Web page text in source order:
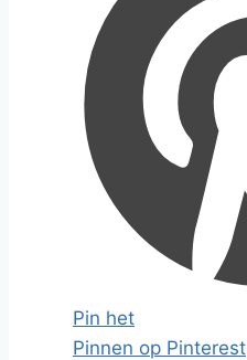
Pin het
Pinnen op Pinterest